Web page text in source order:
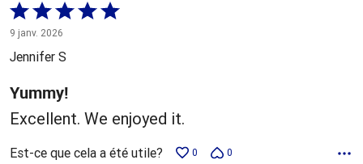
Coté
5 sur
5
9 janv. 2026
Jennifer S
Yummy!
Excellent. We enjoyed it.
Est-ce que cela a été utile? 0 0